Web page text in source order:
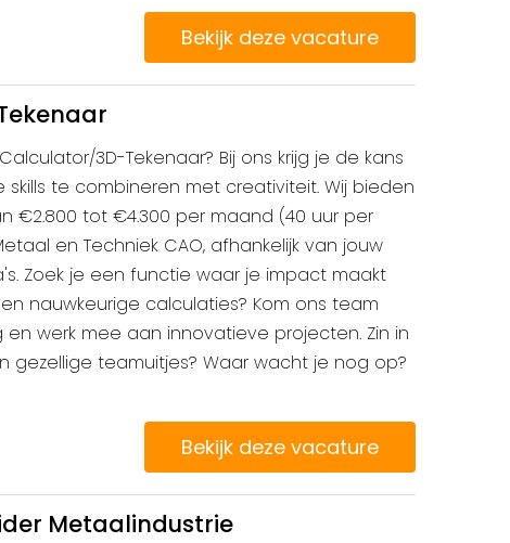
Bekijk deze vacature
3D-Tekenaar? Bij ons krijg je de kans
te combineren met creativiteit. Wij bieden
€2.800 tot €4.300 per maand (40 uur per
en Techniek CAO, afhankelijk van jouw
Zoek je een functie waar je impact maakt
nauwkeurige calculaties? Kom ons team
en werk mee aan innovatieve projecten. Zin in
gezellige teamuitjes? Waar wacht je nog op?
Bekijk deze vacature
Metaalindustrie